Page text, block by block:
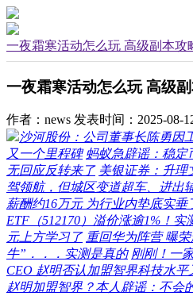
一夜霜寒活动怎么玩 高级副本攻
一夜霜寒活动怎么玩 高级
作者：news 发表时间：2025-08-
沙河股份：公司董事长陈勇因
又一个里程碑 蚂蚁急辟谣：稳定
无回应反转来了 美银证券：升理
驾领航，但城区变道超车、进出
薪酬约16万元 为行业内垫底实垂
ETF（512170）溢价涨逾1%！实
元上方学习了 重回华为阵营 曝
牛”．．．实测是真的 刚刚！一
CEO 赵明否认加盟智界科技水平
赵明加盟智界？本人辟谣：不会